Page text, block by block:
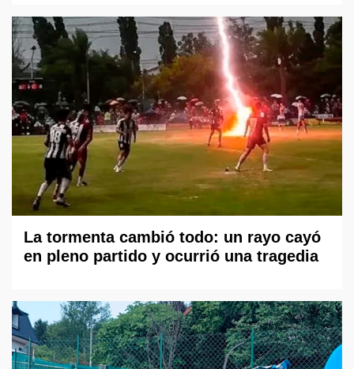
La tormenta cambió todo: un rayo cayó
en pleno partido y ocurrió una tragedia